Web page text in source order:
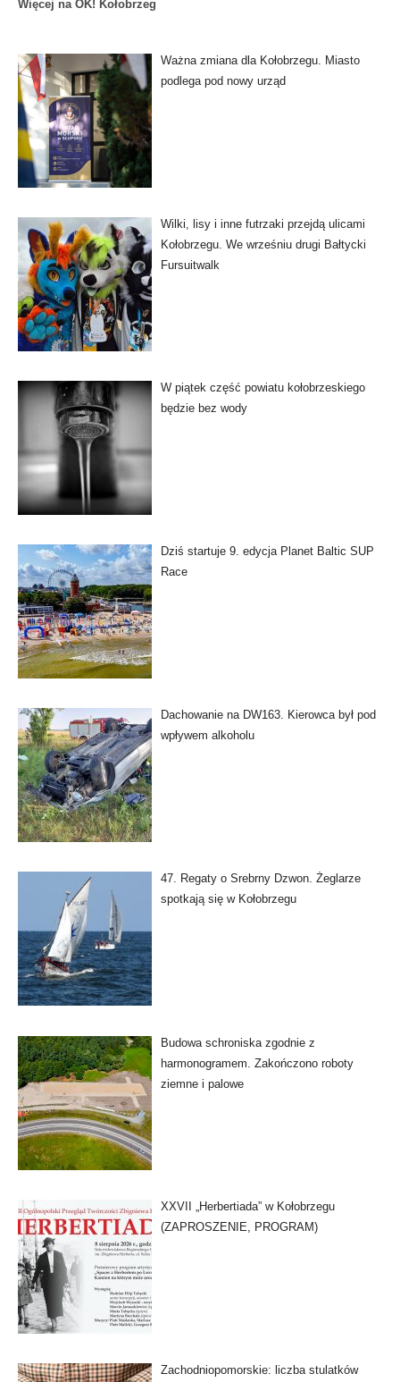
Więcej na OK! Kołobrzeg
Ważna zmiana dla Kołobrzegu. Miasto
podlega pod nowy urząd
Wilki, lisy i inne futrzaki przejdą ulicami
Kołobrzegu. We wrześniu drugi Bałtycki
Fursuitwalk
W piątek część powiatu kołobrzeskiego
będzie bez wody
Dziś startuje 9. edycja Planet Baltic SUP
Race
Dachowanie na DW163. Kierowca był pod
wpływem alkoholu
47. Regaty o Srebrny Dzwon. Żeglarze
spotkają się w Kołobrzegu
Budowa schroniska zgodnie z
harmonogramem. Zakończono roboty
ziemne i palowe
XXVII „Herbertiada” w Kołobrzegu
(ZAPROSZENIE, PROGRAM)
Zachodniopomorskie: liczba stulatków